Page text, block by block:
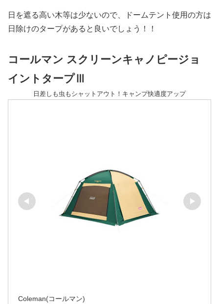
日を遮る高い木等は少ないので、ドームテント使用の方は
日除けのタープがあると良いでしょう！！
コールマン スクリーンキャノピージョ
イントタープⅢ
日差しも虫もシャットアウト！キャンプ快適度アップ
Coleman(コールマン)